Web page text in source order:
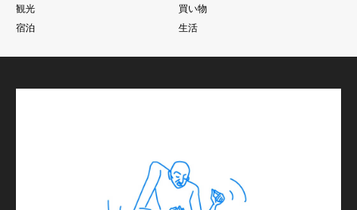
観光
買い物
宿泊
生活